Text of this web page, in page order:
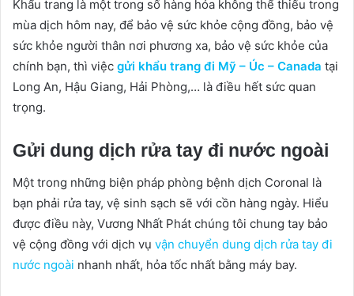
Khẩu trang là một trong số hàng hóa không thể thiếu trong
mùa dịch hôm nay, để bảo vệ sức khỏe cộng đồng, bảo vệ
sức khỏe người thân nơi phương xa, bảo vệ sức khỏe của
chính bạn, thì việc gửi khẩu trang đi Mỹ – Úc – Canada tại
Long An, Hậu Giang, Hải Phòng,… là điều hết sức quan
trọng.
Gửi dung dịch rửa tay đi nước ngoài
Một trong những biện pháp phòng bệnh dịch Coronal là
bạn phải rửa tay, vệ sinh sạch sẽ với cồn hàng ngày. Hiểu
được điều này, Vương Nhất Phát chúng tôi chung tay bảo
vệ cộng đồng với dịch vụ vận chuyển dung dịch rửa tay đi
nước ngoài nhanh nhất, hỏa tốc nhất bằng máy bay.